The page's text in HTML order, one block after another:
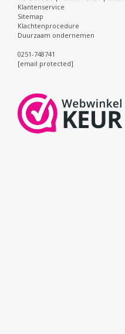
Klantenservice
Sitemap
Klachtenprocedure
Duurzaam ondernemen
0251-748741
[email protected]
Dubbele fietstas